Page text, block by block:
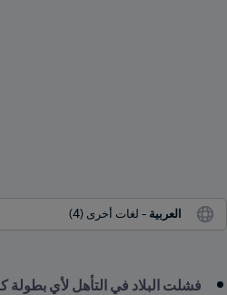
العربية
فشلت البلاد في التأهل لأي بطولة